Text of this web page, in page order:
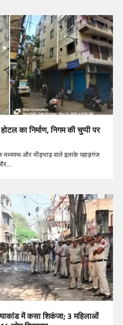
का निर्माण, निगम की चुप्पी पर
के मध्यस्थ और भीड़भाड़ वाले इलाके पहाड़गंज
में कसा शिकंजा; 3 महिलाओं